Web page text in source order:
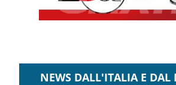
NEWS DALL'ITALIA E